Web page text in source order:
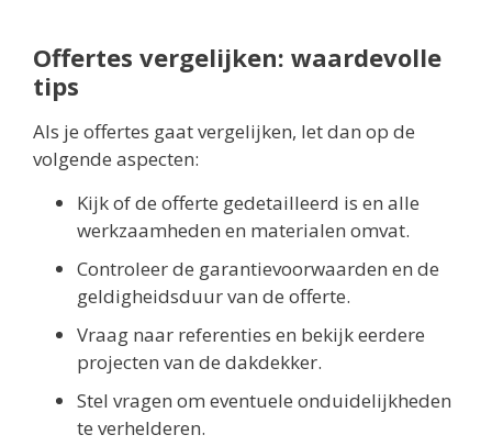
Offertes vergelijken: waardevolle
tips
Als je offertes gaat vergelijken, let dan op de
volgende aspecten:
Kijk of de offerte gedetailleerd is en alle
werkzaamheden en materialen omvat.
Controleer de garantievoorwaarden en de
geldigheidsduur van de offerte.
Vraag naar referenties en bekijk eerdere
projecten van de dakdekker.
Stel vragen om eventuele onduidelijkheden
te verhelderen.